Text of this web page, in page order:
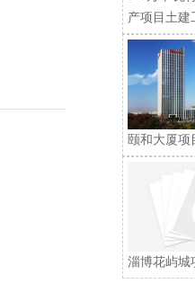
产项目土建
颐和大厦项
淄博花屿城